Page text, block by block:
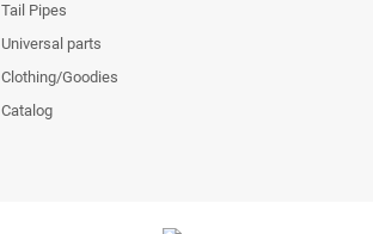
Tail Pipes
Universal parts
Clothing/Goodies
Catalog